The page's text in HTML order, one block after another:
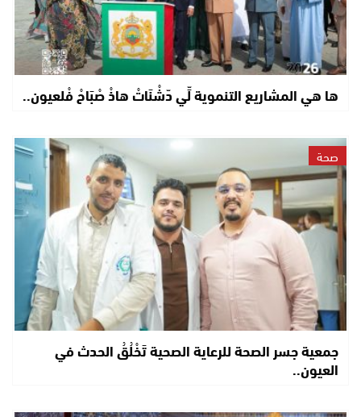
ها هي المشاريع التنموية لِّي دّشْنَاتْ هاذْ صْبَاحْ فْلعيون..
صحة
جمعية جسر الصحة للرعاية الصحية تَخْلُقُ الحدث في
العيون..